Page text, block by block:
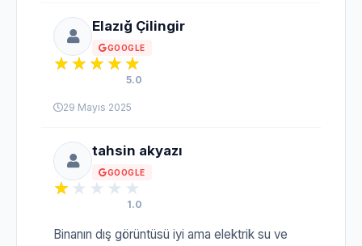
Elazığ Çilingir
GOOGLE
5.0
29 Mayıs 2025
tahsin akyazı
GOOGLE
1.0
Binanın dış görüntüsü iyi ama elektrik su ve